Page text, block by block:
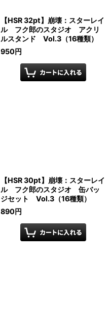
【HSR 32pt】崩壊：スターレイ
ル フク郎のスタジオ アクリ
ルスタンド Vol.3（16種類）
950円
【HSR 30pt】崩壊：スターレイ
ル フク郎のスタジオ 缶バッ
ジセット Vol.3（16種類）
890円